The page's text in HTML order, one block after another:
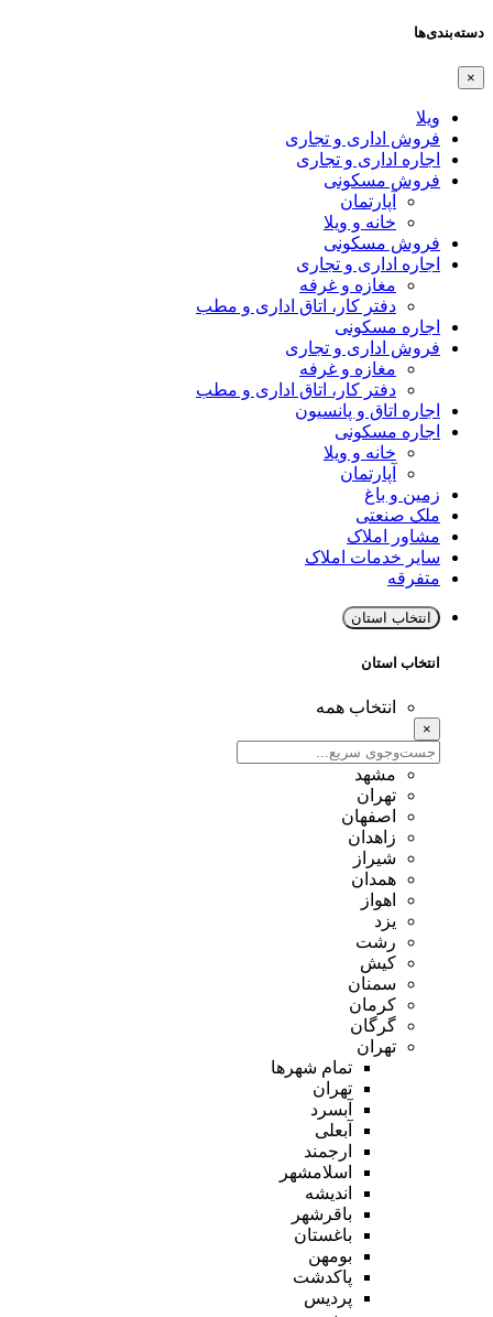
دسته‌بندی‌ها
×
ویلا
فروش اداری و تجاری
اجاره اداری و تجاری
فروش مسکونی
آپارتمان
خانه و ویلا
فروش مسکونی
اجاره اداری و تجاری
مغازه و غرفه
دفتر کار، اتاق اداری و مطب
اجاره مسکونی
فروش اداری و تجاری
مغازه و غرفه
دفتر کار، اتاق اداری و مطب
اجاره اتاق و پانسیون
اجاره مسکونی
خانه و ویلا
آپارتمان
زمین و باغ
ملک صنعتی
مشاور املاک
سایر خدمات املاک
متفرقه
انتخاب استان
انتخاب استان
انتخاب همه
×
مشهد
تهران
اصفهان
زاهدان
شیراز
همدان
اهواز
یزد
رشت
کیش
سمنان
کرمان
گرگان
تهران
تمام شهر‌ها
تهران
آبسرد
آبعلی
ارجمند
اسلامشهر
اندیشه
باقرشهر
باغستان
بومهن
پاکدشت
پردیس